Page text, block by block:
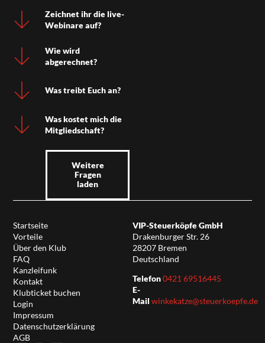
Zeichnet ihr die live-
Webinare auf?
Wie wird
abgerechnet?
Was treibt Euch an?
Was kostet mich die
Mitgliedschaft?
Weitere
Fragen
laden
Startseite
Vorteile
Über den Klub
FAQ
Kanzleifunk
Kontakt
Klubticket buchen
Login
Impressum
Datenschutzerklärung
AGB
VIP-Steuerköpfe GmbH
Drakenburger Str. 26
28207 Bremen
Deutschland
Telefon0421 69516445
E-
Mail winkekatze@steuerkoepfe.de